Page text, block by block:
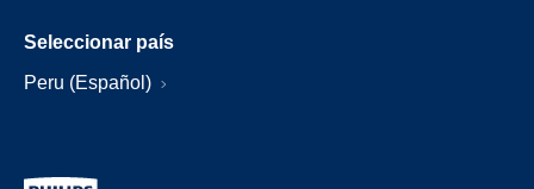
Seleccionar país
Peru (Español)